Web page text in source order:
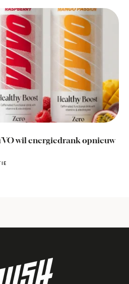
wil energiedrank opnieuw